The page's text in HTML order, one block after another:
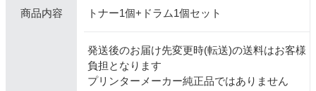
商品内容 トナー1個+ドラム1個セット
発送後のお届け先変更時(転送)の送料はお客様
負担となります
プリンターメーカー純正品ではありません